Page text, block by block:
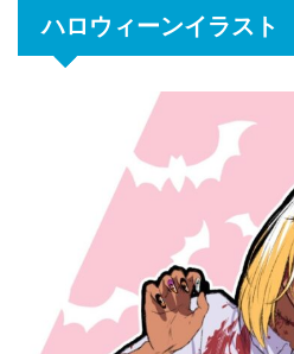
ハロウィーンイラスト